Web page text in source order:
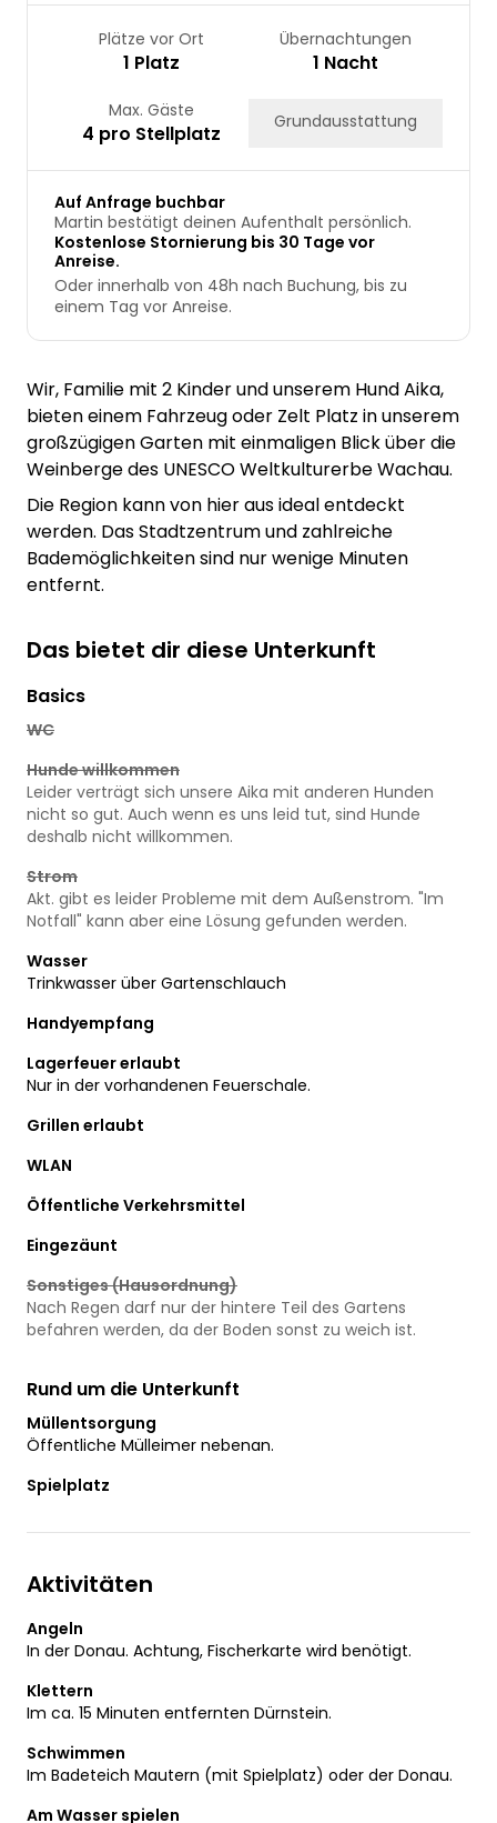
Plätze vor Ort
1 Platz
Übernachtungen
1 Nacht
Max. Gäste
4 pro Stellplatz Grundausstattung
Auf Anfrage buchbar
Martin bestätigt deinen Aufenthalt persönlich.
Kostenlose Stornierung bis 30 Tage vor
Anreise.
Oder innerhalb von 48h nach Buchung, bis zu
einem Tag vor Anreise.
Wir, Familie mit 2 Kinder und unserem Hund Aika,
bieten einem Fahrzeug oder Zelt Platz in unserem
großzügigen Garten mit einmaligen Blick über die
Weinberge des UNESCO Weltkulturerbe Wachau.
Die Region kann von hier aus ideal entdeckt
werden. Das Stadtzentrum und zahlreiche
Bademöglichkeiten sind nur wenige Minuten
entfernt.
Das bietet dir diese Unterkunft
Basics
WC
Hunde willkommen
Leider verträgt sich unsere Aika mit anderen Hunden
nicht so gut. Auch wenn es uns leid tut, sind Hunde
deshalb nicht willkommen.
Strom
Akt. gibt es leider Probleme mit dem Außenstrom. "Im
Notfall" kann aber eine Lösung gefunden werden.
Wasser
Trinkwasser über Gartenschlauch
Handyempfang
Lagerfeuer erlaubt
Nur in der vorhandenen Feuerschale.
Grillen erlaubt
WLAN
Öffentliche Verkehrsmittel
Eingezäunt
Sonstiges (Hausordnung)
Nach Regen darf nur der hintere Teil des Gartens
befahren werden, da der Boden sonst zu weich ist.
Rund um die Unterkunft
Müllentsorgung
Öffentliche Mülleimer nebenan.
Spielplatz
Aktivitäten
Angeln
In der Donau. Achtung, Fischerkarte wird benötigt.
Klettern
Im ca. 15 Minuten entfernten Dürnstein.
Schwimmen
Im Badeteich Mautern (mit Spielplatz) oder der Donau.
Am Wasser spielen